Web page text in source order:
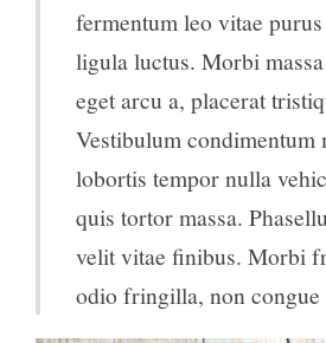
fermentum leo vitae
ligula luctus. Morbi
eget arcu a, placerat
Vestibulum condimentum
lobortis tempor nulla
quis tortor massa.
velit vitae finibus. Morbi
odio fringilla, non